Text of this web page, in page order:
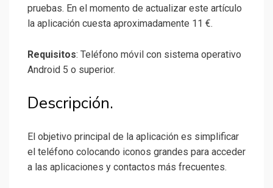
pruebas. En el momento de actualizar este artículo
la aplicación cuesta aproximadamente 11 €.
Requisitos: Teléfono móvil con sistema operativo
Android 5 o superior.
Descripción.
El objetivo principal de la aplicación es simplificar
el teléfono colocando iconos grandes para acceder
a las aplicaciones y contactos más frecuentes.